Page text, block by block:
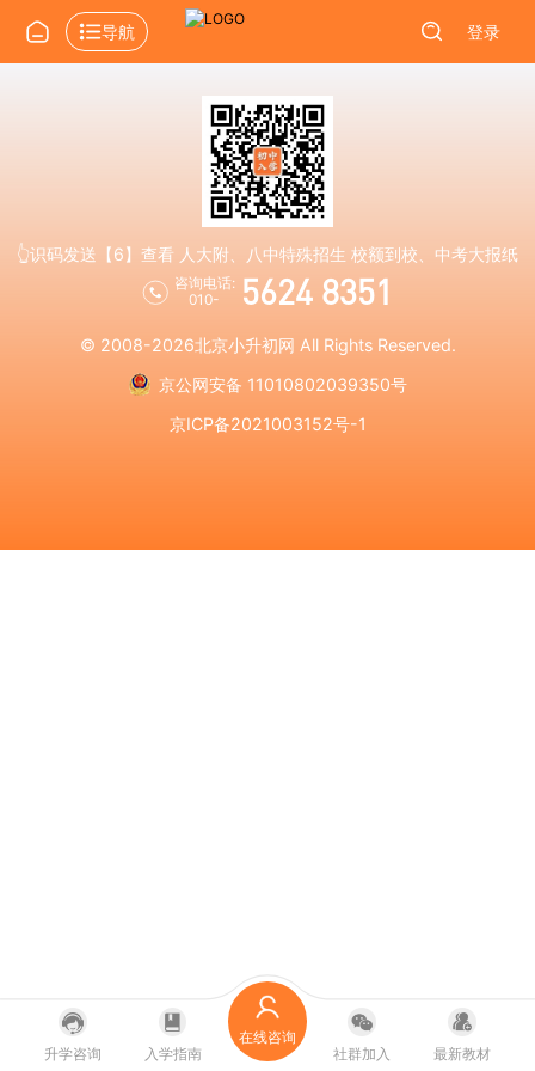
导航 登录
👆识码发送【6】查看 人大附、八中特殊招生 校额到校、中考大报纸
咨询电话:
010-
5624 8351
© 2008-2026北京小升初网 All Rights Reserved.
京公网安备 11010802039350号
京ICP备2021003152号-1
升学咨询 入学指南
在线咨询
社群加入
最新教材